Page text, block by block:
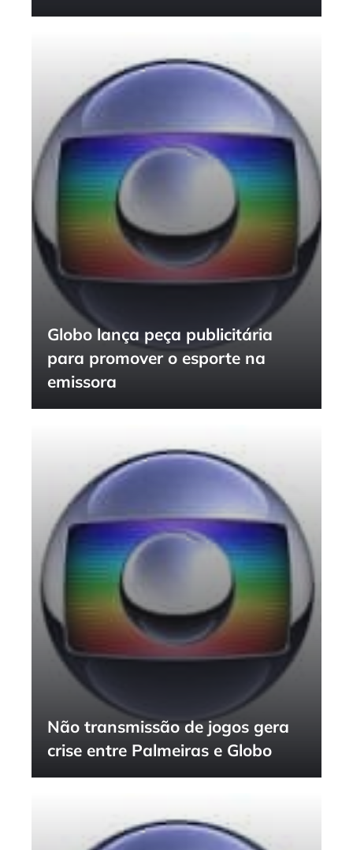
Globo lança peça publicitária
para promover o esporte na
emissora
Não transmissão de jogos gera
crise entre Palmeiras e Globo